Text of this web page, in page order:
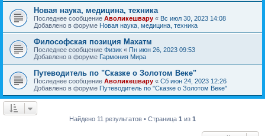
Новая наука, медицина, техника
Последнее сообщение Аволикешвару « Вс июл 30, 2023 14:08
Добавлено в форуме Новая наука, медицина, техника
Философская позиция Махатм
Последнее сообщение Физик « Пн июн 26, 2023 09:53
Добавлено в форуме Гармония Мира
Путеводитель по "Сказке о Золотом Веке"
Последнее сообщение Аволикешвару « Сб июн 24, 2023 12:26
Добавлено в форуме Путеводитель по "Сказке о Золотом Веке"
Найдено 11 результатов • Страница 1 из 1